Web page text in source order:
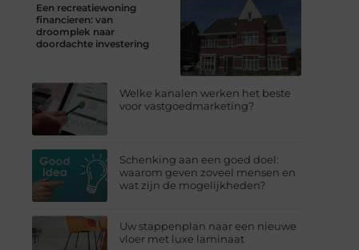
Een recreatiewoning
financieren: van
droomplek naar
doordachte investering
Welke kanalen werken het beste
voor vastgoedmarketing?
Schenking aan een goed doel:
waarom geven zoveel mensen en
wat zijn de mogelijkheden?
Uw stappenplan naar een nieuwe
vloer met luxe laminaat